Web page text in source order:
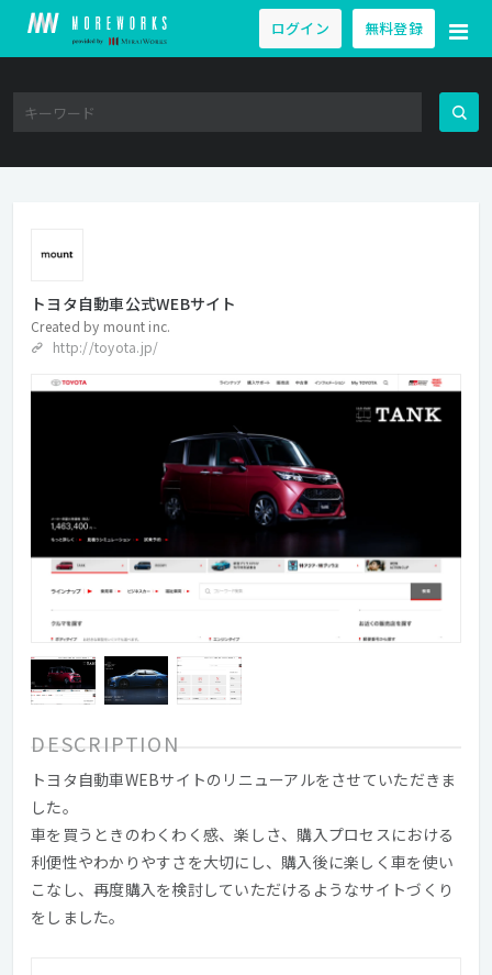
ログイン 無料登録
トヨタ自動車公式WEBサイト
Created by mount inc.
http://toyota.jp/
DESCRIPTION
トヨタ自動車WEBサイトのリニューアルをさせていただきま
した。
車を買うときのわくわく感、楽しさ、購入プロセスにおける
利便性やわかりやすさを大切にし、購入後に楽しく車を使い
こなし、再度購入を検討していただけるようなサイトづくり
をしました。